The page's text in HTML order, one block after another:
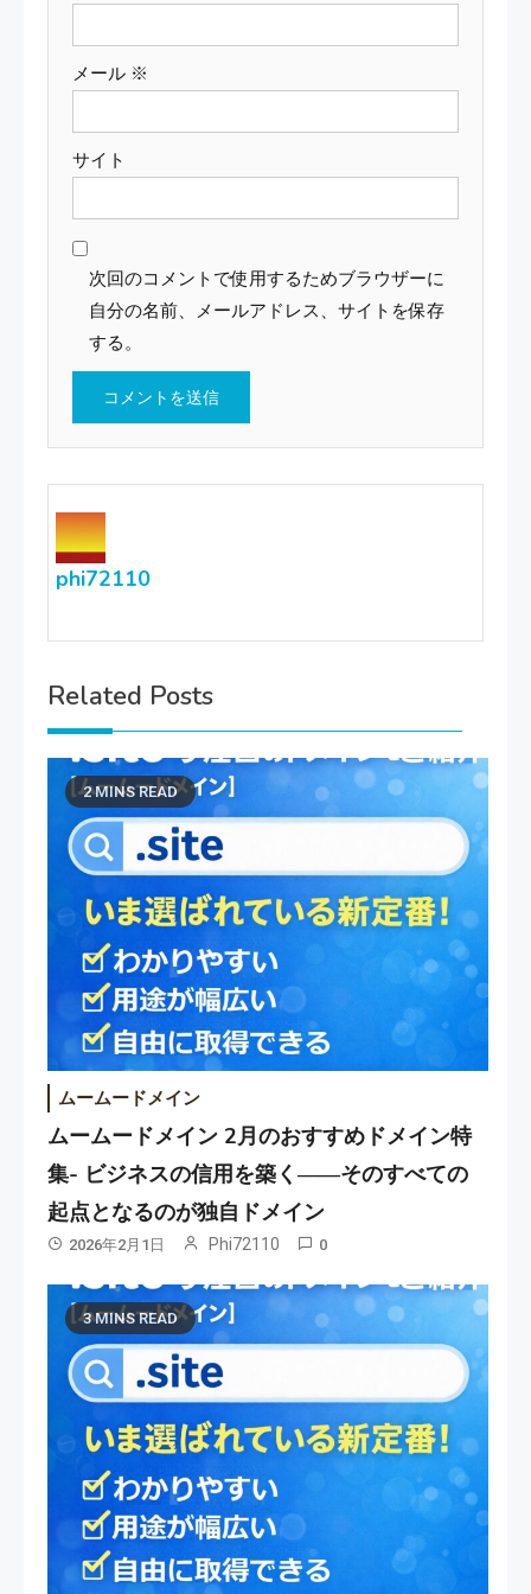
メール ※
サイト
次回のコメントで使用するためブラウザーに
自分の名前、メールアドレス、サイトを保存
する。
phi72110
Related Posts
2 MINS READ
ムームードメイン
ムームードメイン 2月のおすすめドメイン特
集- ビジネスの信用を築く――そのすべての
起点となるのが独自ドメイン
2026年2月1日 Phi72110 0
3 MINS READ